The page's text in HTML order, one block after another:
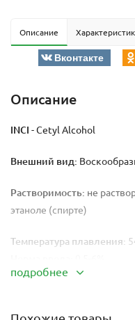
Описание
Вконтакте
Описание
INCI - Cetyl Alcohol
Внешний вид:
Растворимость: не
этаноле (спирте)
Температура плавления:
Режим ввода: в жирную
подробнее